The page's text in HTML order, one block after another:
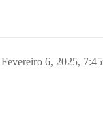
Fevereiro 6, 2025,